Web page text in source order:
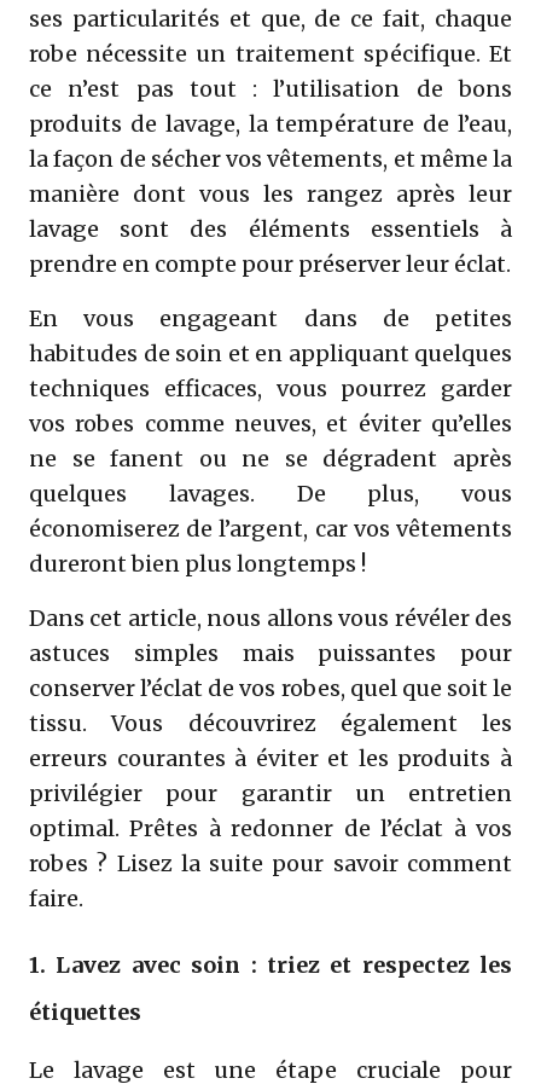
ses particularités et que, de ce fait, chaque
robe nécessite un traitement spécifique. Et
ce n’est pas tout : l’utilisation de bons
produits de lavage, la température de l’eau,
la façon de sécher vos vêtements, et même la
manière dont vous les rangez après leur
lavage sont des éléments essentiels à
prendre en compte pour préserver leur éclat.
En vous engageant dans de petites
habitudes de soin et en appliquant quelques
techniques efficaces, vous pourrez garder
vos robes comme neuves, et éviter qu’elles
ne se fanent ou ne se dégradent après
quelques lavages. De plus, vous
économiserez de l’argent, car vos vêtements
dureront bien plus longtemps !
Dans cet article, nous allons vous révéler des
astuces simples mais puissantes pour
conserver l’éclat de vos robes, quel que soit le
tissu. Vous découvrirez également les
erreurs courantes à éviter et les produits à
privilégier pour garantir un entretien
optimal. Prêtes à redonner de l’éclat à vos
robes ? Lisez la suite pour savoir comment
faire.
1. Lavez avec soin : triez et respectez les
étiquettes
Le lavage est une étape cruciale pour